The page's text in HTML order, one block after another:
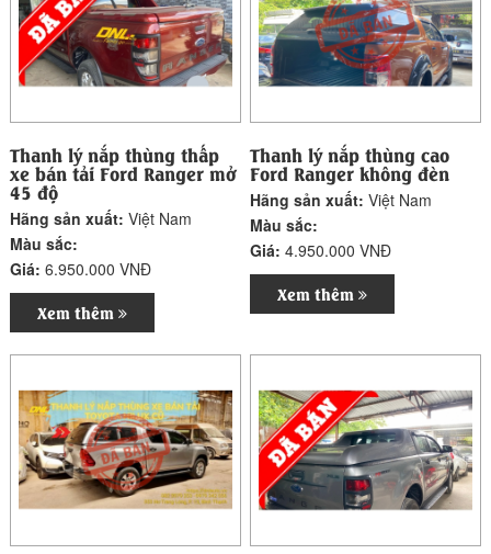
Thanh lý nắp thùng thấp
xe bán tải Ford Ranger mở
45 độ
Hãng sản xuất:Việt Nam
Màu sắc:
Giá:6.950.000 VNĐ
Xem thêm
Thanh lý nắp thùng cao
Ford Ranger không đèn
Hãng sản xuất:Việt Nam
Màu sắc:
Giá:4.950.000 VNĐ
Xem thêm